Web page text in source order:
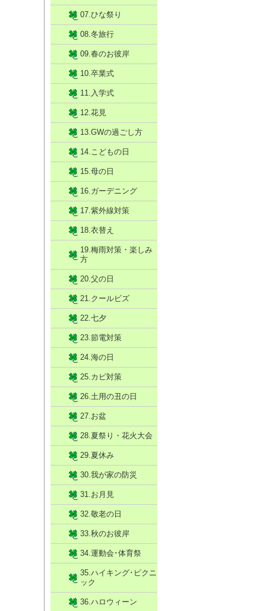
07.ひな祭り
08.冬旅行
09.春のお彼岸
10.卒業式
11.入学式
12.花見
13.GWの過ごし方
14.こどもの日
15.母の日
16.ガーデニング
17.紫外線対策
18.衣替え
19.梅雨対策・楽しみ
方
20.父の日
21.クールビズ
22.七夕
23.節電対策
24.海の日
25.カビ対策
26.土用の丑の日
27.お盆
28.夏祭り・花火大会
29.夏休み
30.我が家の防災
31.お月見
32.敬老の日
33.秋のお彼岸
34.運動会･体育祭
35.ハイキング･ピクニ
ック
36.ハロウィーン